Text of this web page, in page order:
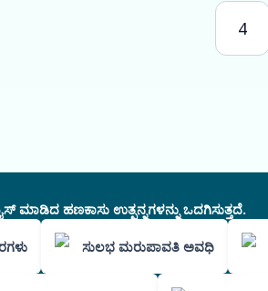
4
ಮಾಡಿದ ಹಣಕಾಸು ಉತ್ಪನ್ನಗಳನ್ನು ಒದಗಿಸುತ್ತದೆ.
ಸುಲಭ ಮರುಪಾವತಿ ಅವಧಿ